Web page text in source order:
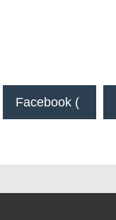
Facebook (